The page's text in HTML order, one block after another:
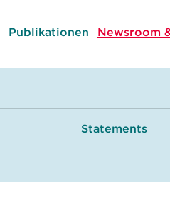
Publikationen Newsroom
Statements